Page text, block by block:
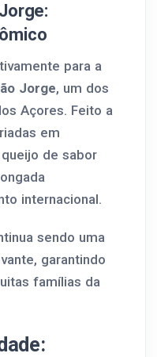
para a
Jorge, um dos
Açores. Feito a
em
de sabor
internacional.
sendo uma
garantindo
famílias da